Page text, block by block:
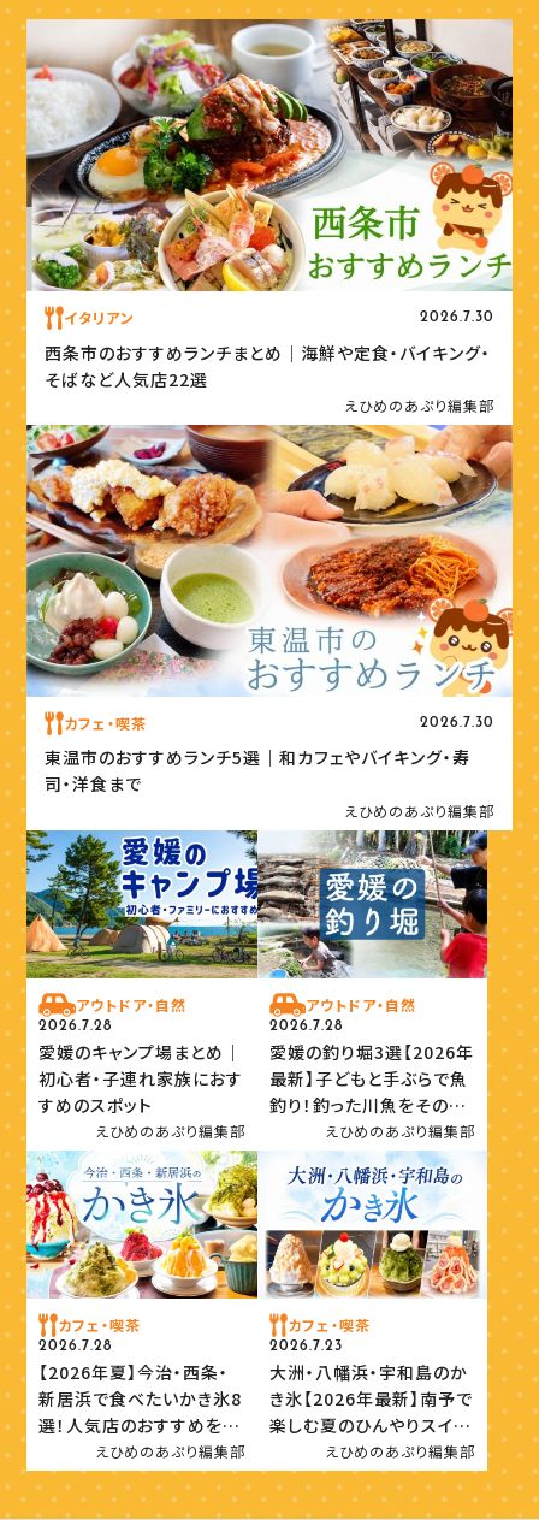
イタリアン 2026.7.30
西条市のおすすめランチまとめ｜海鮮や定食・バイキング・
そばなど人気店22選
えひめのあぷり編集部
カフェ・喫茶 2026.7.30
東温市のおすすめランチ5選｜和カフェやバイキング・寿
司・洋食まで
えひめのあぷり編集部
アウトドア・自然
2026.7.28
愛媛のキャンプ場まとめ｜
初心者・子連れ家族におす
すめのスポット
えひめのあぷり編集部
アウトドア・自然
2026.7.28
愛媛の釣り堀3選【2026年
最新】子どもと手ぶらで魚
釣り！釣った川魚をその場
で味わおうえひめのあぷり編集部
カフェ・喫茶
2026.7.28
【2026年夏】今治・西条・
新居浜で食べたいかき氷8
選！人気店のおすすめを紹
えひめのあぷり編集部
カフェ・喫茶
2026.7.23
大洲・八幡浜・宇和島のか
き氷【2026年最新】南予で
楽しむ夏のひんやりスイー
えひめのあぷり編集部